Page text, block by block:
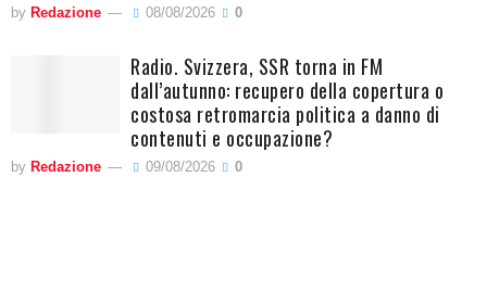
by Redazione 08/08/2026 0
Radio. Svizzera, SSR torna in FM
dall’autunno: recupero della copertura o
costosa retromarcia politica a danno di
contenuti e occupazione?
by Redazione 09/08/2026 0